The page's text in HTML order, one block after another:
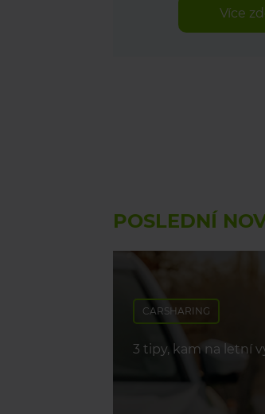
Více
POSLEDNÍ
CARSHARING
3 tipy, kam na letní